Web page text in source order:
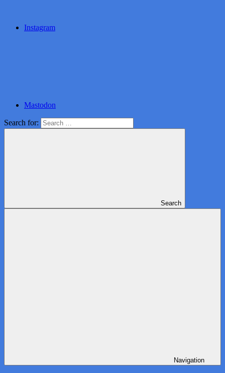
Instagram
Mastodon
Search for:
Search
Navigation